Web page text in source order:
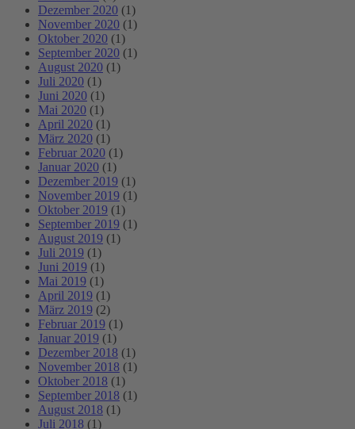
Dezember 2020 (1)
November 2020 (1)
Oktober 2020 (1)
September 2020 (1)
August 2020 (1)
Juli 2020 (1)
Juni 2020 (1)
Mai 2020 (1)
April 2020 (1)
März 2020 (1)
Februar 2020 (1)
Januar 2020 (1)
Dezember 2019 (1)
November 2019 (1)
Oktober 2019 (1)
September 2019 (1)
August 2019 (1)
Juli 2019 (1)
Juni 2019 (1)
Mai 2019 (1)
April 2019 (1)
März 2019 (2)
Februar 2019 (1)
Januar 2019 (1)
Dezember 2018 (1)
November 2018 (1)
Oktober 2018 (1)
September 2018 (1)
August 2018 (1)
Juli 2018 (1)